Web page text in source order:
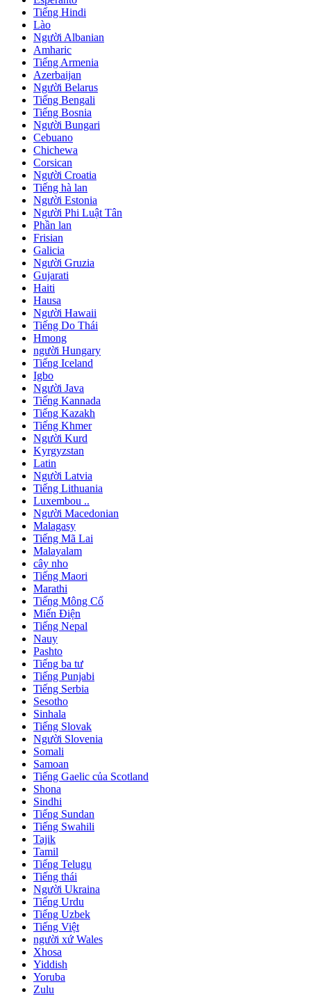
Tiếng Hindi
Lào
Người Albanian
Amharic
Tiếng Armenia
Azerbaijan
Người Belarus
Tiếng Bengali
Tiếng Bosnia
Người Bungari
Cebuano
Chichewa
Corsican
Người Croatia
Tiếng hà lan
Người Estonia
Người Phi Luật Tân
Phần lan
Frisian
Galicia
Người Gruzia
Gujarati
Haiti
Hausa
Người Hawaii
Tiếng Do Thái
Hmong
người Hungary
Tiếng Iceland
Igbo
Người Java
Tiếng Kannada
Tiếng Kazakh
Tiếng Khmer
Người Kurd
Kyrgyzstan
Latin
Người Latvia
Tiếng Lithuania
Luxembou ..
Người Macedonian
Malagasy
Tiếng Mã Lai
Malayalam
cây nho
Tiếng Maori
Marathi
Tiếng Mông Cổ
Miến Điện
Tiếng Nepal
Nauy
Pashto
Tiếng ba tư
Tiếng Punjabi
Tiếng Serbia
Sesotho
Sinhala
Tiếng Slovak
Người Slovenia
Somali
Samoan
Tiếng Gaelic của Scotland
Shona
Sindhi
Tiếng Sundan
Tiếng Swahili
Tajik
Tamil
Tiếng Telugu
Tiếng thái
Người Ukraina
Tiếng Urdu
Tiếng Uzbek
Tiếng Việt
người xứ Wales
Xhosa
Yiddish
Yoruba
Zulu